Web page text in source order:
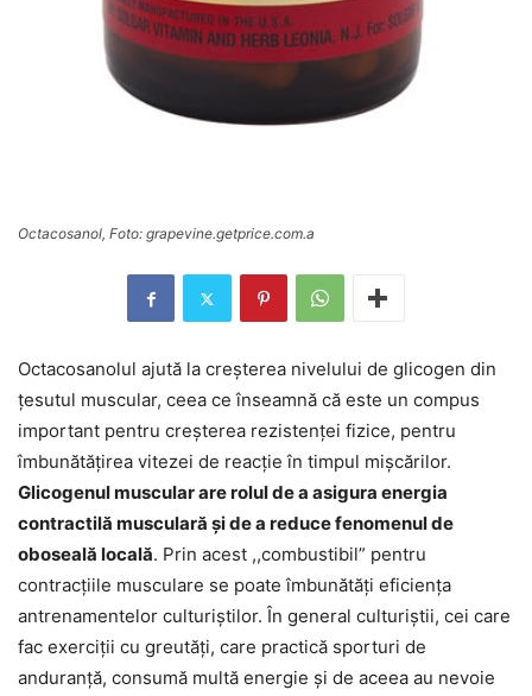
Octacosanol, Foto: grapevine.getprice.com.a
Octacosanolul ajută la creșterea nivelului de glicogen din
țesutul muscular, ceea ce înseamnă că este un compus
important pentru creșterea rezistenței fizice, pentru
îmbunătățirea vitezei de reacție în timpul mișcărilor.
Glicogenul muscular are rolul de a asigura energia
contractilă musculară și de a reduce fenomenul de
oboseală locală. Prin acest ,,combustibil” pentru
contracțiile musculare se poate îmbunătăți eficiența
antrenamentelor culturiștilor. În general culturiștii, cei care
fac exerciții cu greutăți, care practică sporturi de
anduranță, consumă multă energie și de aceea au nevoie